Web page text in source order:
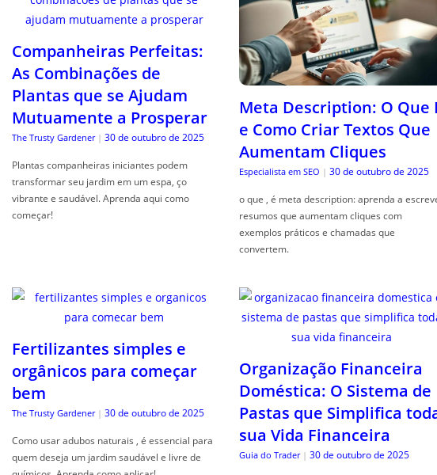
Companheiras Perfeitas:
As Combinações de
Plantas que se Ajudam
Mutuamente a Prosperar
The Trusty Gardener | 30 de outubro de 2025
Plantas companheiras iniciantes podem
transformar seu jardim em um espa, ço
vibrante e saudável. Aprenda aqui como
começar!
Meta Description: O Que
e Como Criar Textos Que
Aumentam Cliques
Especialista em SEO | 30 de outubro de 2025
o que , é meta description: aprenda a
resumos que aumentam cliques com
exemplos práticos e chamadas que
convertem.
Fertilizantes simples e
orgânicos para começar
bem
The Trusty Gardener | 30 de outubro de 2025
Como usar adubos naturais , é essencial para
quem deseja um jardim saudável e livre de
Organização Financeira
Doméstica: O Sistema de
Pastas que Simplifica
sua Vida Financeira
Guia do Trader | 30 de outubro de 2025